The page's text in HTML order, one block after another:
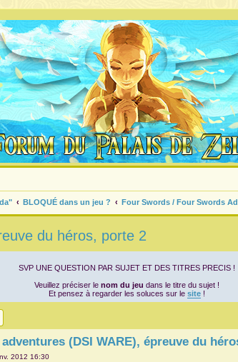
BLOQUÉ dans un jeu ? Four Swords / Four Swords
du héros, porte 2
SVP UNE QUESTION PAR SUJET ET DES TITRES PRECIS !
Veuillez préciser le nom du jeu dans le titre du sujet !
Et pensez à regarder les soluces sur le site!
(DSI WARE), épreuve du
2012 16:30